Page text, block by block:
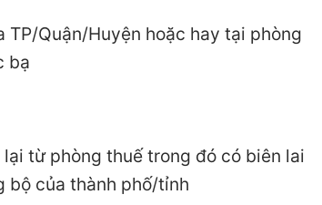
Quận/Huyện hoặc hay tại phòng
bạ
từ phòng thuế trong đó có biên lai
bộ của thành phố/tỉnh